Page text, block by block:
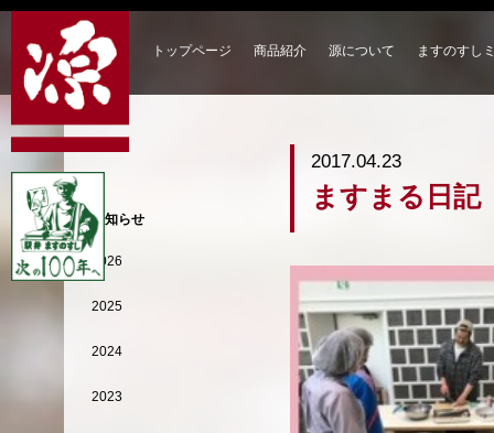
トップページ 商品紹介 源について ますのすし
2017.04.23
ますまる日
お知らせ
2026
2025
2024
2023